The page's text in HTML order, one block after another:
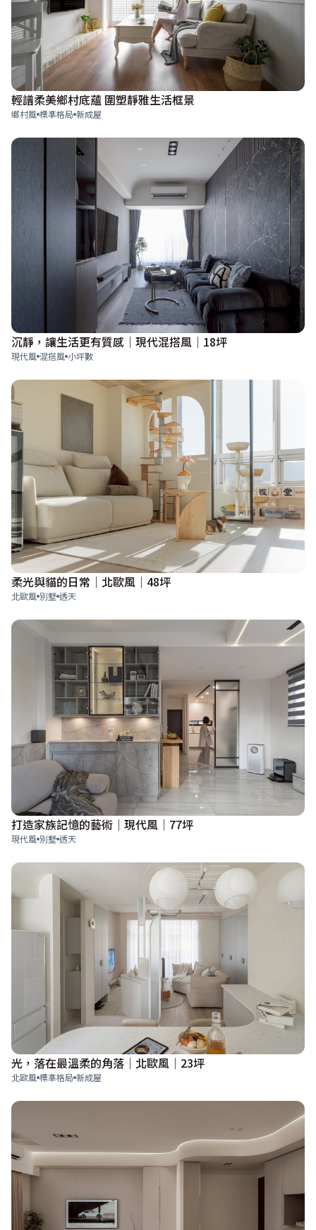
輕譜柔美鄉村底蘊 圍塑靜雅生活框景
鄉村風 標準格局 新成屋
沉靜，讓生活更有質感│現代混搭風│18坪
現代風 混搭風 小坪數
柔光與貓的日常│北歐風│48坪
北歐風 別墅 透天
打造家族記憶的藝術│現代風│77坪
現代風 別墅 透天
光，落在最溫柔的角落│北歐風│23坪
北歐風 標準格局 新成屋